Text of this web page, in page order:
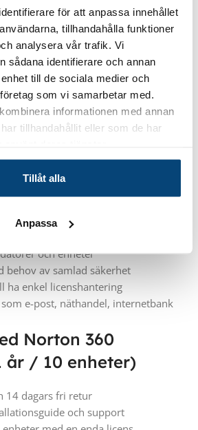
för att anpassa innehållet
tillhandahålla funktioner
analysera vår trafik. Vi
sådana identifierare och annan
till de sociala medier och
som vi samarbetar med.
informationen med annan
tillhandahållit eller som de har
Tillåt alla
Anpassa
vilket ger dig en tryggare vardag
e-post, handlar online eller
är särskilt smidigt när flera
samtidigt. Du slipper hantera flera
och får i stället en samlad
enklare att hålla ordning. Oavsett
stabil säkerhetslösning som är
för:
och enheter
behov av samlad säkerhet
ha enkel licenshantering
e-post, näthandel, internetbank
Norton 360
år / 10 enheter)
14 dagars fri retur
och support